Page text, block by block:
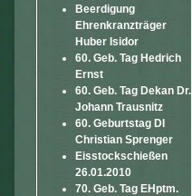
Beerdigung
Ehrenkranzträger
Huber Isidor
60. Geb. Tag Hedrich
Ernst
60. Geb. Tag Dekan Dr.
Johann Trausnitz
60. Geburtstag DI
Christian Sprenger
Eisstockschießen
26.01.2010
70. Geb. Tag EHptm.